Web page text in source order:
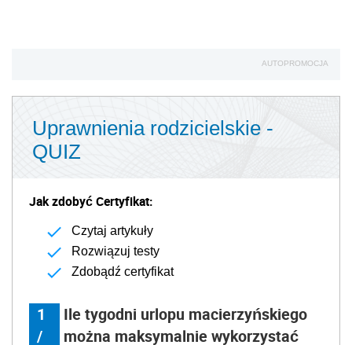
AUTOPROMOCJA
Uprawnienia rodzicielskie -
QUIZ
Jak zdobyć Certyfikat:
Czytaj artykuły
Rozwiązuj testy
Zdobądź certyfikat
1
/
Ile tygodni urlopu macierzyńskiego
można maksymalnie wykorzystać